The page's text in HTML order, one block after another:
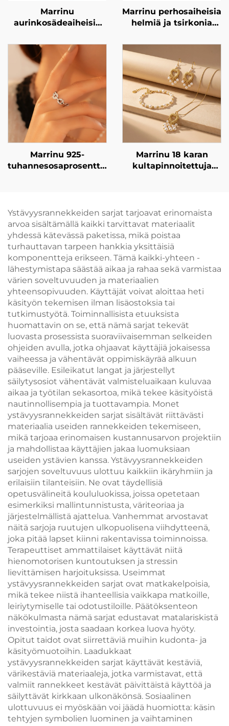
Marrinu
aurinkosädeaiheisia
riippukorvakoruja
Marrinu perhosaiheisia
helmiä ja tsirkonia
riippukorvakoruja
Marrinu 925-
tuhannesosaprosenttista
sormus (SKU:
BXRAG004)
Marrinu 18 karan
kultapinnoitettuja
perunamaisia helmiä
sisältäviä korvakoruja
– kevyitä ja
elegantteja
koristeellisia
riippukorvakoruja
Ystävyysrannekkeiden sarjat tarjoavat erinomaista
arvoa sisältämällä kaikki tarvittavat materiaalit
yhdessä kätevässä paketissa, mikä poistaa
turhauttavan tarpeen hankkia yksittäisiä
komponentteja erikseen. Tämä kaikki-yhteen -
lähestymistapa säästää aikaa ja rahaa sekä varmistaa
värien soveltuvuuden ja materiaalien
yhteensopivuuden. Käyttäjät voivat aloittaa heti
käsityön tekemisen ilman lisäostoksia tai
tutkimustyötä. Toiminnallisista etuuksista
huomattavin on se, että nämä sarjat tekevät
luovasta prosessista suoraviivaisemman selkeiden
ohjeiden avulla, jotka ohjaavat käyttäjiä jokaisessa
vaiheessa ja vähentävät oppimiskäyrää alkuun
pääseville. Esileikatut langat ja järjestellyt
säilytysosiot vähentävät valmisteluaikaan kuluvaa
aikaa ja työtilan sekasortoa, mikä tekee käsityöistä
nautinnollisempia ja tuottavampia. Monet
ystävyysrannekkeiden sarjat sisältävät riittävästi
materiaalia useiden rannekkeiden tekemiseen,
mikä tarjoaa erinomaisen kustannusarvon projektiin
ja mahdollistaa käyttäjien jakaa luomuksiaan
useiden ystävien kanssa. Ystävyysrannekkeiden
sarjojen soveltuvuus ulottuu kaikkiin ikäryhmiin ja
erilaisiin tilanteisiin. Ne ovat täydellisiä
opetusvälineitä koululuokissa, joissa opetetaan
esimerkiksi mallintunnistusta, väriteoriaa ja
järjestelmällistä ajattelua. Vanhemmat arvostavat
näitä sarjoja ruutujen ulkopuolisena viihdytteenä,
joka pitää lapset kiinni rakentavissa toiminnoissa.
Terapeuttiset ammattilaiset käyttävät niitä
hienomotorisen kuntoutuksen ja stressin
lievittämisen harjoituksissa. Useimmat
ystävyysrannekkeiden sarjat ovat matkakelpoisia,
mikä tekee niistä ihanteellisia vaikkapa matkoille,
leiriytymiselle tai odotustiloille. Päätöksenteon
näkökulmasta nämä sarjat edustavat matalariskistä
investointia, josta saadaan korkea luova hyöty.
Opitut taidot ovat siirrettäviä muihin kudonta- ja
käsityömuotoihin. Laadukkaat
ystävyysrannekkeiden sarjat käyttävät kestäviä,
värikestäviä materiaaleja, jotka varmistavat, että
valmiit rannekkeet kestävät päivittäistä käyttöä ja
säilyttävät kirkkaan ulkonäkönsä. Sosiaalinen
ulottuvuus ei myöskään voi jäädä huomiotta: käsin
tehtyjen symbolien luominen ja vaihtaminen